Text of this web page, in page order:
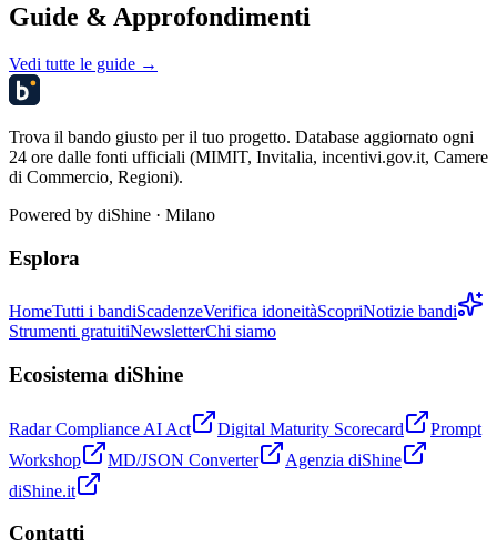
Guide & Approfondimenti
Vedi tutte le guide →
Trova il bando giusto per il tuo progetto. Database aggiornato ogni
24 ore dalle fonti ufficiali (MIMIT, Invitalia, incentivi.gov.it, Camere
di Commercio, Regioni).
Powered by diShine · Milano
Esplora
HomeTutti i bandiScadenzeVerifica idoneitàScopriNotizie bandi
Strumenti gratuitiNewsletterChi siamo
Ecosistema diShine
Radar Compliance AI Act Digital Maturity Scorecard
Prompt
Workshop
MD/JSON Converter
Agenzia diShine
diShine.it
Contatti